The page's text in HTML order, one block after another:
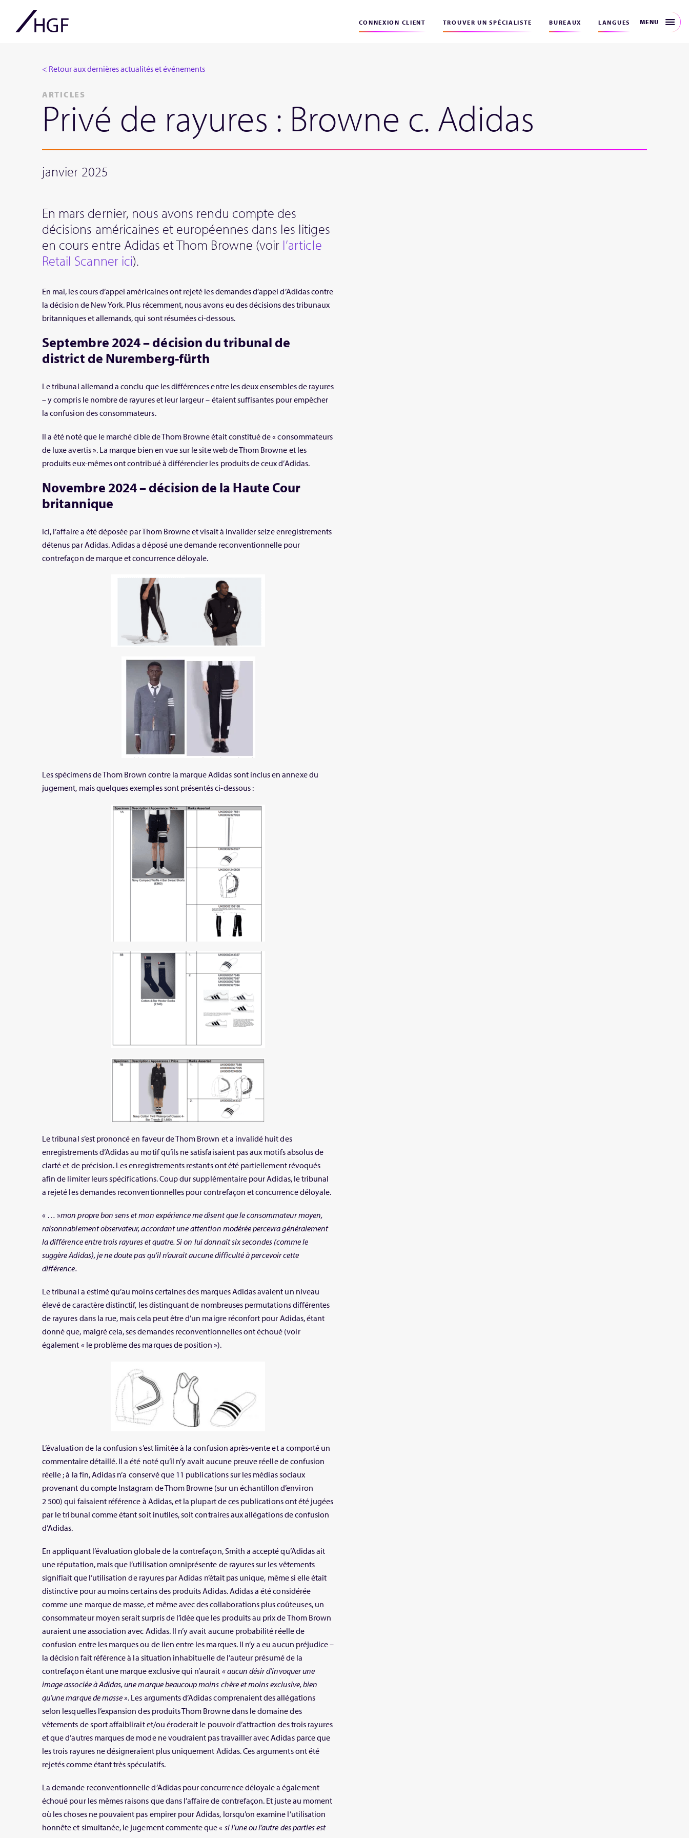
CONNEXION CLIENT TROUVER UN SPÉCIALISTE BUREAUX LANGUES MENU
< Retour aux dernières actualités et événements
ARTICLES
Privé de rayures : Browne c. Adidas
janvier 2025
En mars dernier, nous avons rendu compte des
décisions américaines et européennes dans les litiges
en cours entre Adidas et Thom Browne (voir l’article
Retail Scanner ici).
En mai, les cours d’appel américaines ont rejeté les demandes d’appel d’Adidas contre
la décision de New York. Plus récemment, nous avons eu des décisions des tribunaux
britanniques et allemands, qui sont résumées ci-dessous.
Septembre 2024 – décision du tribunal de
district de Nuremberg-fürth
Le tribunal allemand a conclu que les différences entre les deux ensembles de rayures
– y compris le nombre de rayures et leur largeur – étaient suffisantes pour empêcher
la confusion des consommateurs.
Il a été noté que le marché cible de Thom Browne était constitué de « consommateurs
de luxe avertis ». La marque bien en vue sur le site web de Thom Browne et les
produits eux-mêmes ont contribué à différencier les produits de ceux d’Adidas.
Novembre 2024 – décision de la Haute Cour
britannique
Ici, l’affaire a été déposée par Thom Browne et visait à invalider seize enregistrements
détenus par Adidas. Adidas a déposé une demande reconventionnelle pour
contrefaçon de marque et concurrence déloyale.
Les spécimens de Thom Brown contre la marque Adidas sont inclus en annexe du
jugement, mais quelques exemples sont présentés ci-dessous :
Le tribunal s’est prononcé en faveur de Thom Brown et a invalidé huit des
enregistrements d’Adidas au motif qu’ils ne satisfaisaient pas aux motifs absolus de
clarté et de précision. Les enregistrements restants ont été partiellement révoqués
afin de limiter leurs spécifications. Coup dur supplémentaire pour Adidas, le tribunal
a rejeté les demandes reconventionnelles pour contrefaçon et concurrence déloyale.
« … »mon propre bon sens et mon expérience me disent que le consommateur moyen,
raisonnablement observateur, accordant une attention modérée percevra généralement
la différence entre trois rayures et quatre. Si on lui donnait six secondes (comme le
suggère Adidas), je ne doute pas qu’il n’aurait aucune difficulté à percevoir cette
différence.
Le tribunal a estimé qu’au moins certaines des marques Adidas avaient un niveau
élevé de caractère distinctif, les distinguant de nombreuses permutations différentes
de rayures dans la rue, mais cela peut être d’un maigre réconfort pour Adidas, étant
donné que, malgré cela, ses demandes reconventionnelles ont échoué (voir
également « le problème des marques de position »).
L’évaluation de la confusion s’est limitée à la confusion après-vente et a comporté un
commentaire détaillé. Il a été noté qu’il n’y avait aucune preuve réelle de confusion
réelle ; à la fin, Adidas n’a conservé que 11 publications sur les médias sociaux
provenant du compte Instagram de Thom Browne (sur un échantillon d’environ
2 500) qui faisaient référence à Adidas, et la plupart de ces publications ont été jugées
par le tribunal comme étant soit inutiles, soit contraires aux allégations de confusion
d’Adidas.
En appliquant l’évaluation globale de la contrefaçon, Smith a accepté qu’Adidas ait
une réputation, mais que l’utilisation omniprésente de rayures sur les vêtements
signifiait que l’utilisation de rayures par Adidas n’était pas unique, même si elle était
distinctive pour au moins certains des produits Adidas. Adidas a été considérée
comme une marque de masse, et même avec des collaborations plus coûteuses, un
consommateur moyen serait surpris de l’idée que les produits au prix de Thom Brown
auraient une association avec Adidas. Il n’y avait aucune probabilité réelle de
confusion entre les marques ou de lien entre les marques. Il n’y a eu aucun préjudice –
la décision fait référence à la situation inhabituelle de l’auteur présumé de la
contrefaçon étant une marque exclusive qui n’aurait « aucun désir d’invoquer une
image associée à Adidas, une marque beaucoup moins chère et moins exclusive, bien
qu’une marque de masse ». Les arguments d’Adidas comprenaient des allégations
selon lesquelles l’expansion des produits Thom Browne dans le domaine des
vêtements de sport affaiblirait et/ou éroderait le pouvoir d’attraction des trois rayures
et que d’autres marques de mode ne voudraient pas travailler avec Adidas parce que
les trois rayures ne désigneraient plus uniquement Adidas. Ces arguments ont été
rejetés comme étant très spéculatifs.
La demande reconventionnelle d’Adidas pour concurrence déloyale a également
échoué pour les mêmes raisons que dans l’affaire de contrefaçon. Et juste au moment
où les choses ne pouvaient pas empirer pour Adidas, lorsqu’on examine l’utilisation
honnête et simultanée, le jugement commente que« si l’une ou l’autre des parties est